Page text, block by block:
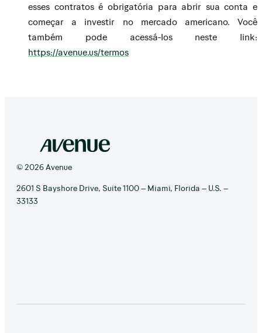
esses contratos é obrigatória para abrir sua conta e
começar a investir no mercado americano. Você
também pode acessá-los neste link:
https://avenue.us/termos
© 2026 Avenue
2601 S Bayshore Drive, Suite 1100 – Miami, Florida – U.S. –
33133